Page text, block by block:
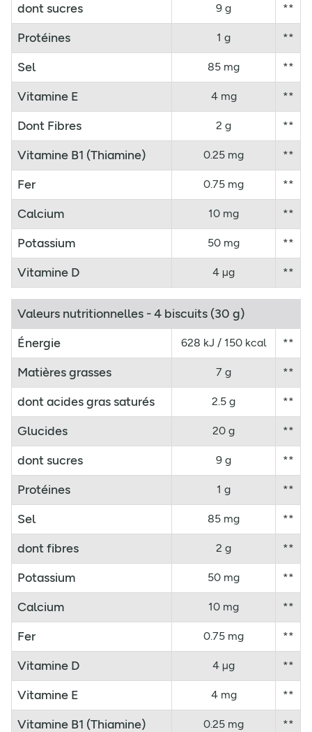
dont sucres 9 g **
Protéines 1 g **
Sel 85 mg **
Vitamine E 4 mg **
Dont Fibres 2 g **
Vitamine B1 (Thiamine) 0.25 mg **
Fer 0.75 mg **
Calcium 10 mg **
Potassium 50 mg **
Vitamine D 4 µg **
Valeurs nutritionnelles - 4 biscuits (30 g)
Énergie
628 kJ / 150 kcal **
Matières grasses 7 g **
dont acides gras saturés 2.5 g **
Glucides 20 g **
dont sucres 9 g **
Protéines 1 g **
Sel 85 mg **
dont fibres 2 g **
Potassium 50 mg **
Calcium 10 mg **
Fer 0.75 mg **
Vitamine D 4 µg **
Vitamine E 4 mg **
Vitamine B1 (Thiamine) 0.25 mg **